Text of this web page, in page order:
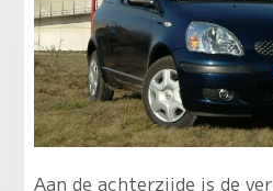
Aan de achterzijde is de